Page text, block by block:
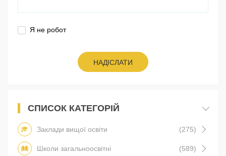
Я не робот
НАДІСЛАТИ
СПИСОК КАТЕГОРІЙ
Заклади вищої освіти (275)
Школи загальноосвітні (589)